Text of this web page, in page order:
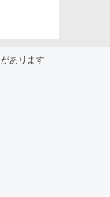
があります